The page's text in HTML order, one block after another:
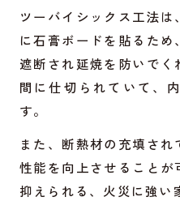
ツーバイシックス工法
に石膏ボードを貼るた
遮断され延焼を防いで
間に仕切られていて、
す。
また、断熱材の充填さ
性能を向上させること
抑えられる、火災に強い